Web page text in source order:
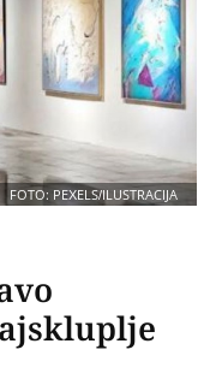
FOTO: PEXELS/ILUSTRACIJA